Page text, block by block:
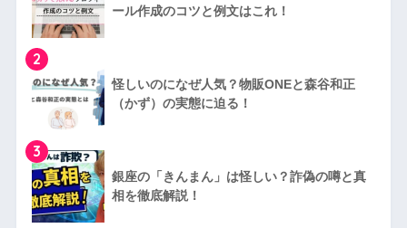
ール作成のコツと例文はこれ！
2
怪しいのになぜ人気？物販ONEと森谷和正
（かず）の実態に迫る！
3
銀座の「きんまん」は怪しい？詐偽の噂と真
相を徹底解説！